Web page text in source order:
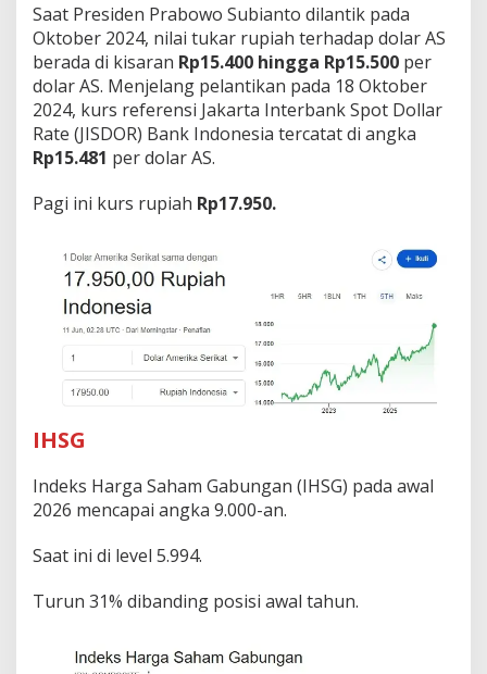
Saat Presiden Prabowo Subianto dilantik pada
Oktober 2024, nilai tukar rupiah terhadap dolar AS
berada di kisaran Rp15.400 hingga Rp15.500 per
dolar AS. Menjelang pelantikan pada 18 Oktober
2024, kurs referensi Jakarta Interbank Spot Dollar
Rate (JISDOR) Bank Indonesia tercatat di angka
Rp15.481 per dolar AS.
Pagi ini kurs rupiah Rp17.950.
IHSG
Indeks Harga Saham Gabungan (IHSG) pada awal
2026 mencapai angka 9.000-an.
Saat ini di level 5.994.
Turun 31% dibanding posisi awal tahun.